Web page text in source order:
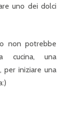
uno dei dolci
non potrebbe
cucina, una
per iniziare una